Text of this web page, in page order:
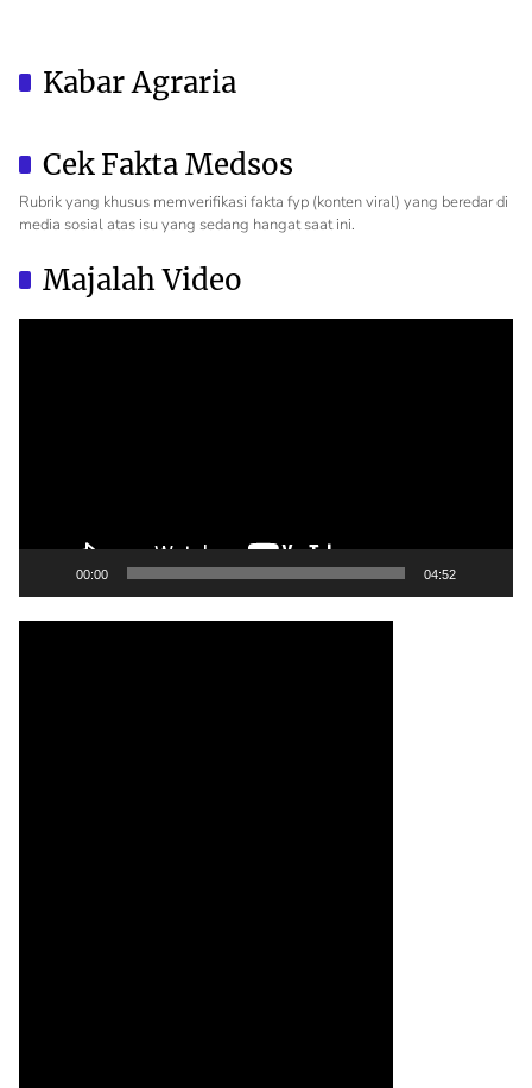
Kabar Agraria
Cek Fakta Medsos
Rubrik yang khusus memverifikasi fakta fyp (konten viral) yang beredar di
media sosial atas isu yang sedang hangat saat ini.
Majalah Video
00:00 04:52